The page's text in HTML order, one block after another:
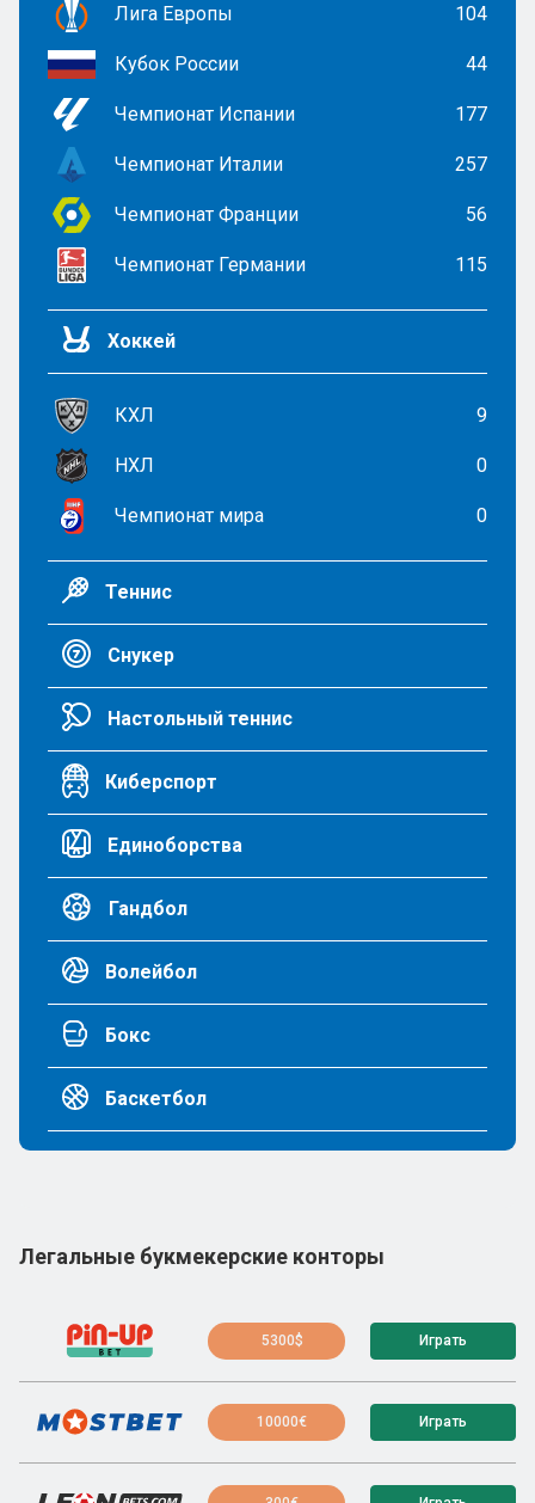
Лига Европы 104
Кубок России 44
Чемпионат Испании 177
Чемпионат Италии 257
Чемпионат Франции 56
Чемпионат Германии 115
Хоккей
КХЛ 9
НХЛ 0
Чемпионат мира 0
Теннис
Снукер
Настольный теннис
Киберспорт
Единоборства
Гандбол
Волейбол
Бокс
Баскетбол
Легальные букмекерские конторы
5300$ Играть
10000€ Играть